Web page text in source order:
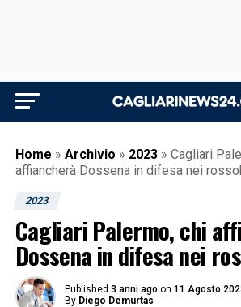
Home » Archivio » 2023 » Cagliari
affiancherà Dossena in difesa nei
2023
Cagliari Palermo, chi
Dossena in difesa nei
Published 3 anni ago on 11 Agosto
By Diego Demurtas